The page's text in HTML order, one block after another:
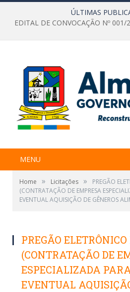
ÚLTIMAS
EDITAL DE CONVOCAÇÃO Nº
MENU
Home » Licitações »
PREGÃO
(CONTRATAÇÃO DE EMPRESA
EVENTUAL AQUISIÇÃO DE GÊNEROS
PREGÃO
(CONTRATAÇÃO DE
ESPECIALIZADA
EVENTUAL